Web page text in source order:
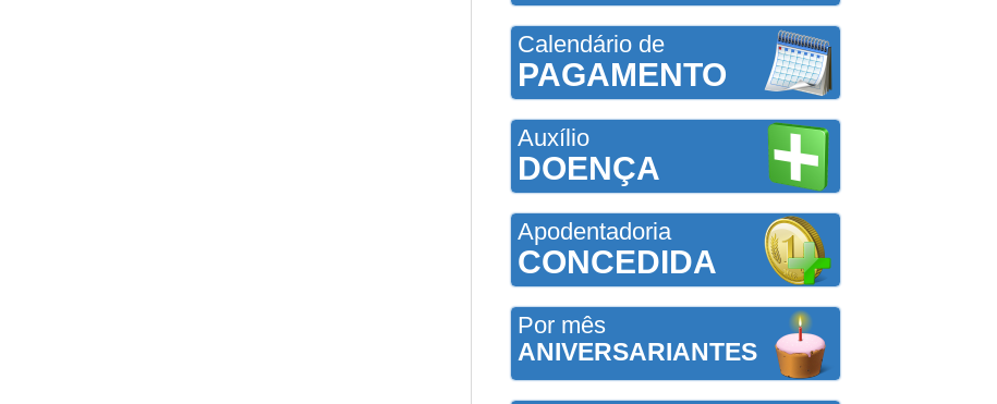
Calendário de
PAGAMENTO
Auxílio
DOENÇA
Apodentadoria
CONCEDIDA
Por mês
ANIVERSARIANTES